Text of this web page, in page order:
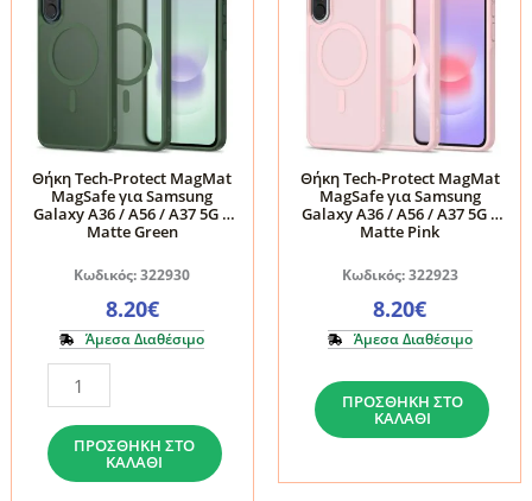
/
A27
5G
Magmat
MagSafe
Matte
/
A27
Magmat
Matte
Black
Θήκη Tech-Protect MagMat
MagSafe για Samsung
Galaxy A36 / A56 / A37 5G –
Matte Green
Κωδικός: 322930
8.20€
Άμεσα Διαθέσιμο
Θήκη
Tech-
Protect
MagMat
ΠΡΟΣΘΉΚΗ ΣΤΟ
ΚΑΛΆΘΙ
Θήκη Tech-Protect MagMat
MagSafe για Samsung
Galaxy A36 / A56 / A37 5G –
Matte Pink
Κωδικός: 322923
8.20€
Άμεσα Διαθέσιμο
Θήκη
Tech-
Protect
ΠΡΟΣΘΉΚΗ ΣΤΟ
ΚΑΛΆΘΙ